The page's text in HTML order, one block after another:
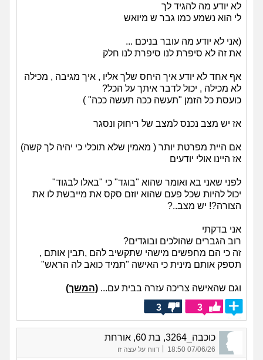
לא יודע מה להגיד לך
לי הוא נשמע כמו גבר ש מיואש
(אני לא יודע מה עובר בניכם ...
את זה לא סיפרת לנו סיפרת לנו חלק
אף אחד לא יודע איך היחס שלך אליו , איך מגיבה , מכילה
לא מכילה , יכול לדבר איתך על הכל?
כועסת כל הזמן "תעשה ככה תעשה ככה" )
אז יש מצב נכנס למצב של ריחוק ונסגר
אם היית מפרטת יותר ( מאמין שלא תוכלי כי יהיה לך קשה)
אז היינו אולי יודעים
לפני שאני בא ואומר שהוא "בוגד" כי "באלו לבגוד"
יכול להיות שכל פעם שהוא יוזם סקס את מייבשת לו את
הצורה?! יש מצב..?
אני בדקתי
רוב הגברים שהולכים ובוגדים?
זה כי הם מחפשים מישהי שתקשיב להם ,תבין אותם ,
תספק אותם מינית כי האישה "תמיד כואב לה הראש"
וגם שהאישה צריכה עזרה בבית עם... (המשך)
3
3
כוכבה_3264, בת 60, אורחת
07/06/26 18:50 דווח על עצה זו